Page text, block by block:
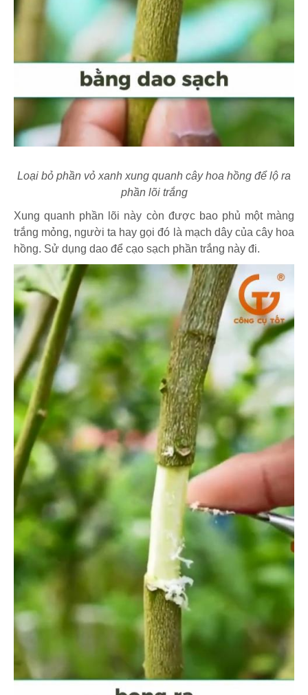
Loại bỏ phần vỏ xanh xung quanh cây hoa hồng để lộ ra
phần lõi trắng
Xung quanh phần lõi này còn được bao phủ một màng
trắng mỏng, người ta hay gọi đó là mạch dây của cây hoa
hồng. Sử dụng dao để cạo sạch phần trắng này đi.